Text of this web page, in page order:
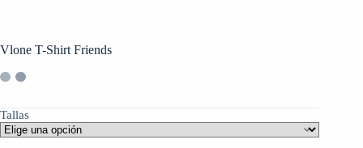
Vlone T-Shirt Friends
Tallas